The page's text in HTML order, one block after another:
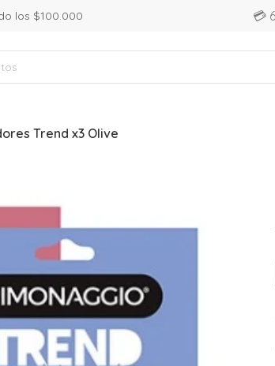
los $100.000 💳
Trend x3 Olive